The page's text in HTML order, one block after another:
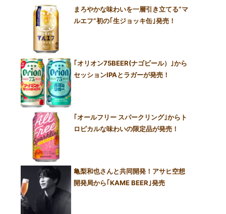
まろやかな味わいを一層引き立てる“マ
ルエフ”初の｢生ジョッキ缶｣発売！
｢オリオン75BEER(ナゴビール）｣から
セッションIPAとラガーが発売！
｢オールフリー スパークリング｣からト
ロピカルな味わいの限定品が発売！
亀梨和也さんと共同開発！アサヒ空想
開発局から｢KAME BEER｣発売